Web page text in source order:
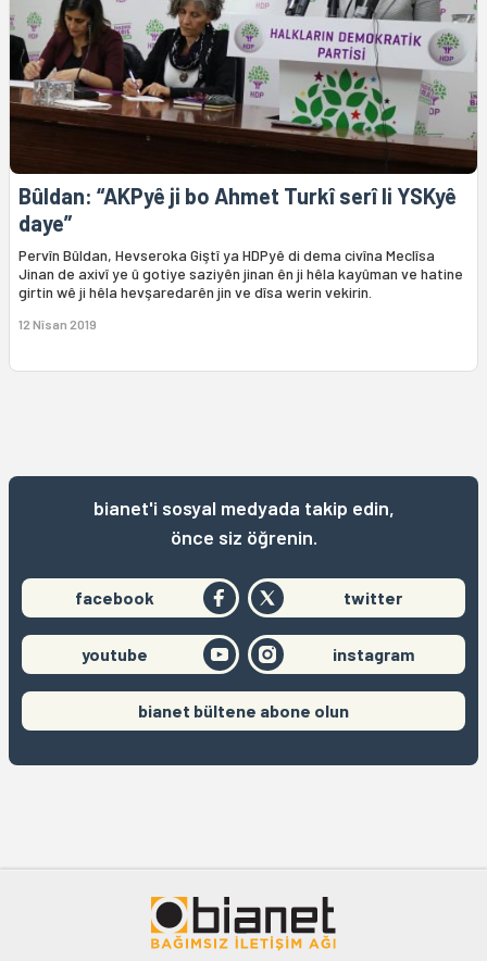
Bûldan: “AKPyê ji bo Ahmet Turkî serî li YSKyê
daye”
Pervîn Bûldan, Hevseroka Giştî ya HDPyê di dema civîna Meclîsa
Jinan de axivî ye û gotiye saziyên jinan ên ji hêla kayûman ve hatine
girtin wê ji hêla hevşaredarên jin ve dîsa werin vekirin.
12 Nîsan 2019
bianet'i sosyal medyada takip edin,
önce siz öğrenin.
facebook twitter
youtube instagram
bianet bültene abone olun